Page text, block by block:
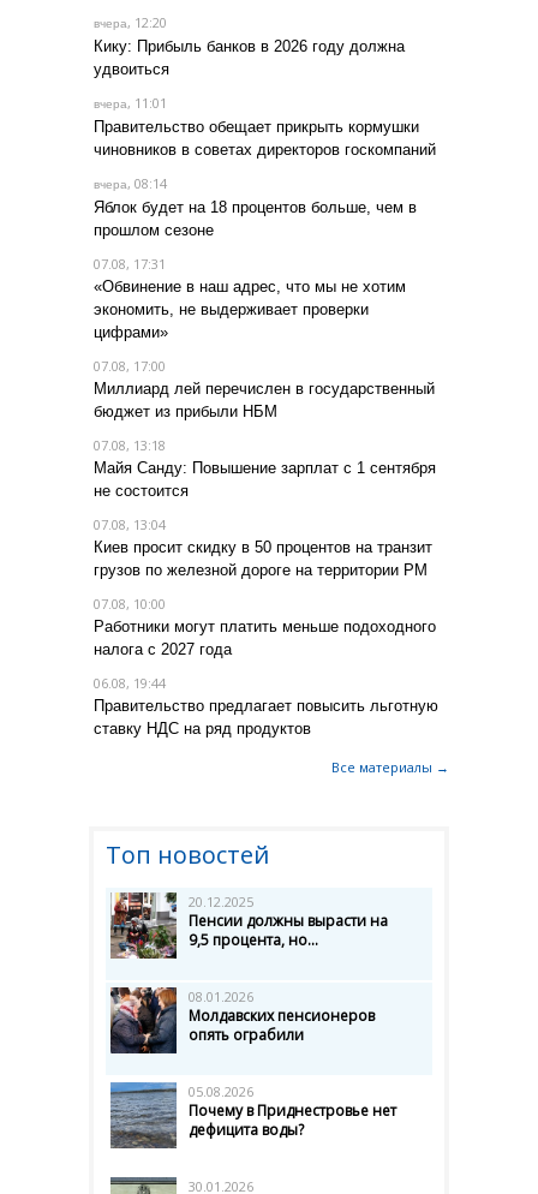
вчера, 12:20
Кику: Прибыль банков в 2026 году должна
удвоиться
вчера, 11:01
Правительство обещает прикрыть кормушки
чиновников в советах директоров госкомпаний
вчера, 08:14
Яблок будет на 18 процентов больше, чем в
прошлом сезоне
07.08, 17:31
«Обвинение в наш адрес, что мы не хотим
экономить, не выдерживает проверки
цифрами»
07.08, 17:00
Миллиард лей перечислен в государственный
бюджет из прибыли НБМ
07.08, 13:18
Майя Санду: Повышение зарплат с 1 сентября
не состоится
07.08, 13:04
Киев просит скидку в 50 процентов на транзит
грузов по железной дороге на территории РМ
07.08, 10:00
Работники могут платить меньше подоходного
налога с 2027 года
06.08, 19:44
Правительство предлагает повысить льготную
ставку НДС на ряд продуктов
Все материалы →
Топ новостей
20.12.2025
Пенсии должны вырасти на
9,5 процента, но...
08.01.2026
Молдавских пенсионеров
опять ограбили
05.08.2026
Почему в Приднестровье нет
дефицита воды?
30.01.2026